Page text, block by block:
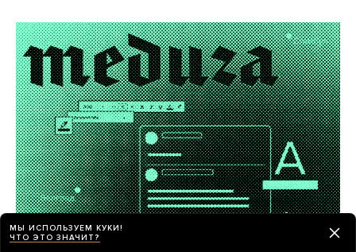
МЫ ИСПОЛЬЗУЕМ КУКИ!
ЧТО ЭТО ЗНАЧИТ?